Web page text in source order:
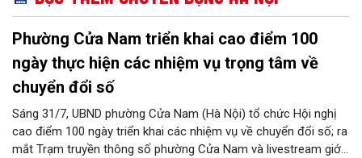
Phường Cửa Nam triển khai cao điểm 100
ngày thực hiện các nhiệm vụ trọng tâm về
chuyển đổi số
Sáng 31/7, UBND phường Cửa Nam (Hà Nội) tổ chức Hội nghị
cao điểm 100 ngày triển khai các nhiệm vụ về chuyển đổi số; ra
mắt Trạm truyền thông số phường Cửa Nam và livestream giới